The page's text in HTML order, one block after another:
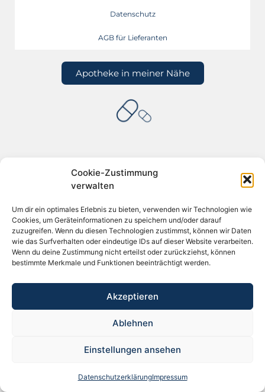
Cookie-Zustimmung
verwalten
Um dir ein optimales Erlebnis zu bieten, verwenden wir Technologien wie
Cookies, um Geräteinformationen zu speichern und/oder darauf
zuzugreifen. Wenn du diesen Technologien zustimmst, können wir Daten
wie das Surfverhalten oder eindeutige IDs auf dieser Website verarbeiten.
Wenn du deine Zustimmung nicht erteilst oder zurückziehst, können
bestimmte Merkmale und Funktionen beeinträchtigt werden.
Akzeptieren
Ablehnen
Einstellungen ansehen
DatenschutzerklärungImpressum
Datenschutz
AGB für Lieferanten
Apotheke in meiner Nähe
© Copyright ECA-Medical Handels-GmbH